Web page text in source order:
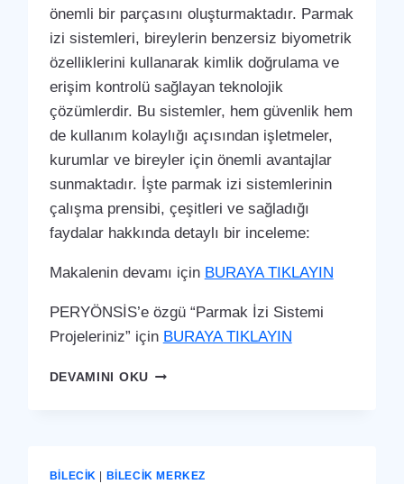
önemli bir parçasını oluşturmaktadır. Parmak
izi sistemleri, bireylerin benzersiz biyometrik
özelliklerini kullanarak kimlik doğrulama ve
erişim kontrolü sağlayan teknolojik
çözümlerdir. Bu sistemler, hem güvenlik hem
de kullanım kolaylığı açısından işletmeler,
kurumlar ve bireyler için önemli avantajlar
sunmaktadır. İşte parmak izi sistemlerinin
çalışma prensibi, çeşitleri ve sağladığı
faydalar hakkında detaylı bir inceleme:
Makalenin devamı için BURAYA TIKLAYIN
PERYÖNSİS’e özgü “Parmak İzi Sistemi
Projeleriniz” için BURAYA TIKLAYIN
DEVAMINI OKUBILECIK
BILECIK BILECIK MERKEZ